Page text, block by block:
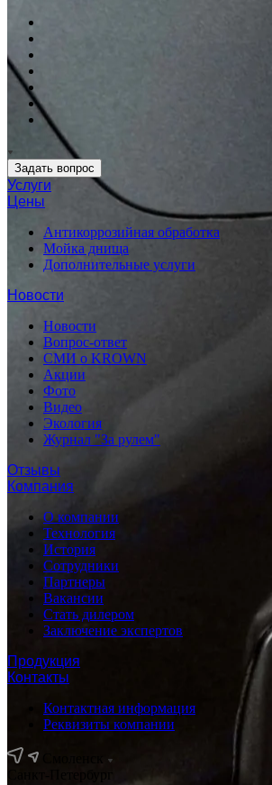
Задать вопрос
Услуги
Цены
Антикоррозийная обработка
Мойка днища
Дополнительные услуги
Новости
Новости
Вопрос-ответ
СМИ о KROWN
Акции
Фото
Видео
Экология
Журнал "За рулем"
Отзывы
Компания
О компании
Технология
История
Сотрудники
Партнеры
Вакансии
Стать дилером
Заключение экспертов
Продукция
Контакты
Контактная информация
Реквизиты компании